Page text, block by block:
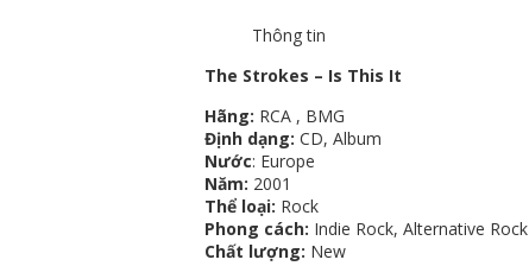
Thông tin
The Strokes – Is This It
Hãng: RCA , BMG
Định dạng: CD, Album
Nước: Europe
Năm: 2001
Thể loại: Rock
Phong cách: Indie Rock, Alternative Rock
Chất lượng: New